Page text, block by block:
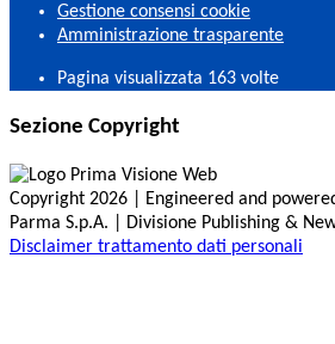
Gestione consensi cookie
Amministrazione trasparente
Pagina visualizzata 163 volte
Sezione Copyright
Copyright 2026 | Engineered and
Parma S.p.A. | Divisione Publishing &
Disclaimer trattamento dati personali